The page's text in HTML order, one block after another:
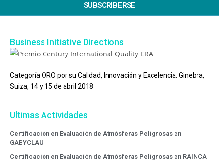
SUBSCRIBERSE
Business Initiative Directions
Categoría ORO por su Calidad, Innovación y Excelencia. Ginebra,
Suiza, 14 y 15 de abril 2018
Ultimas Actividades
Certificación en Evaluación de Atmósferas Peligrosas en
GABYCLAU
Certificación en Evaluación de Atmósferas Peligrosas en RAINCA